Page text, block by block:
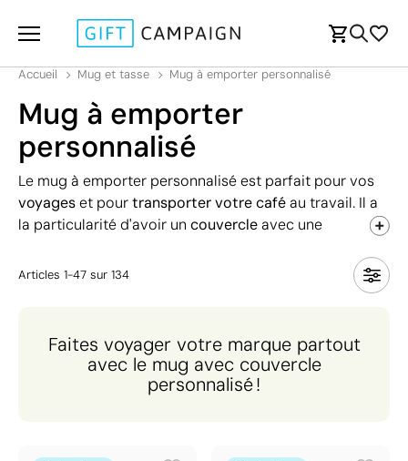
Accueil Mug et tasse Mug à emporter personnalisé
Mug à emporter
personnalisé
Le mug à emporter personnalisé est parfait pour vos
voyageset pourtransporter votre caféau travail. Il a
la particularité d'avoir un couvercleavec une
une meilleure prise en main. Recommander comme
cadeaux d'entreprise lors d'événements ou dans le
catalogue pour découvrir les designs et modèles
exclusifs !
Articles 1-47 sur 134
Faites voyager votre marque partout
avec le mug avec couvercle
personnalisé !